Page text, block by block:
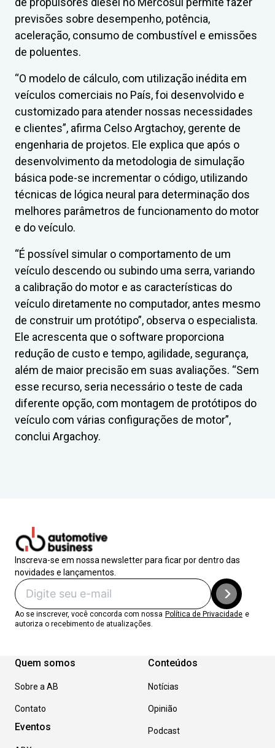
previsões sobre desempenho, potência,
aceleração, consumo de combustível e emissões
de poluentes.
“O modelo de cálculo, com utilização inédita em
veículos comerciais no País, foi desenvolvido e
customizado para atender nossas necessidades
e clientes”, afirma Celso Argtachoy, gerente de
engenharia de projetos. Ele explica que após o
desenvolvimento da metodologia de simulação
básica pode-se incrementar o código, utilizando
técnicas de lógica neural para determinação dos
melhores parâmetros de funcionamento do motor
e do veículo.
“É possível simular o comportamento de um
veículo descendo ou subindo uma serra, variando
a calibração do motor e as características do
veículo diretamente no computador, antes mesmo
de construir um protótipo”, observa o especialista.
Ele acrescenta que o software proporciona
redução de custo e tempo, agilidade, segurança,
além de maior precisão em suas avaliações. “Sem
esse recurso, seria necessário o teste de cada
diferente opção, com montagem de protótipos do
veículo com várias configurações de motor”,
conclui Argachoy.
Inscreva-se em nossa newsletter para ficar por dentro das
novidades e lançamentos.
Ao se inscrever, você concorda com nossa Política de Privacidade e
autoriza o recebimento de atualizações.
Quem somos
Sobre a AB
Contato
Eventos
Conteúdos
Notícias
Opinião
Podcast